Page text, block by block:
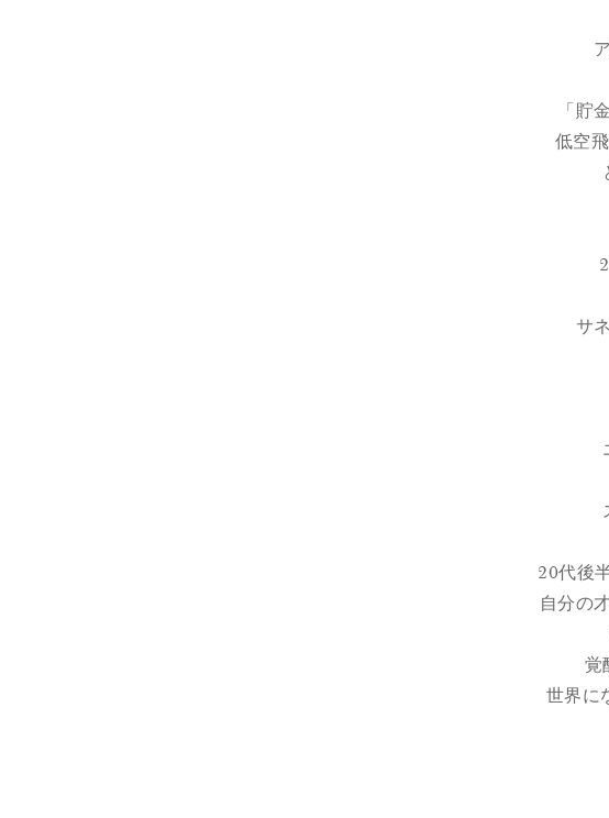
「貯
低空
サ
20代後
自分の
覚
世界に